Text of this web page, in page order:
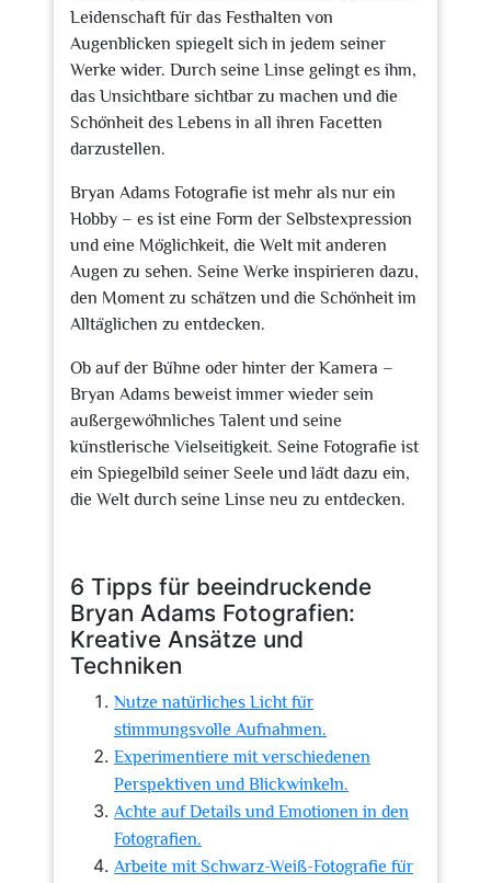
Leidenschaft für das Festhalten von
Augenblicken spiegelt sich in jedem seiner
Werke wider. Durch seine Linse gelingt es ihm,
das Unsichtbare sichtbar zu machen und die
Schönheit des Lebens in all ihren Facetten
darzustellen.
Bryan Adams Fotografie ist mehr als nur ein
Hobby – es ist eine Form der Selbstexpression
und eine Möglichkeit, die Welt mit anderen
Augen zu sehen. Seine Werke inspirieren dazu,
den Moment zu schätzen und die Schönheit im
Alltäglichen zu entdecken.
Ob auf der Bühne oder hinter der Kamera –
Bryan Adams beweist immer wieder sein
außergewöhnliches Talent und seine
künstlerische Vielseitigkeit. Seine Fotografie ist
ein Spiegelbild seiner Seele und lädt dazu ein,
die Welt durch seine Linse neu zu entdecken.
6 Tipps für beeindruckende
Bryan Adams Fotografien:
Kreative Ansätze und
Techniken
Nutze natürliches Licht für
stimmungsvolle Aufnahmen.
Experimentiere mit verschiedenen
Perspektiven und Blickwinkeln.
Achte auf Details und Emotionen in den
Fotografien.
Arbeite mit Schwarz-Weiß-Fotografie für